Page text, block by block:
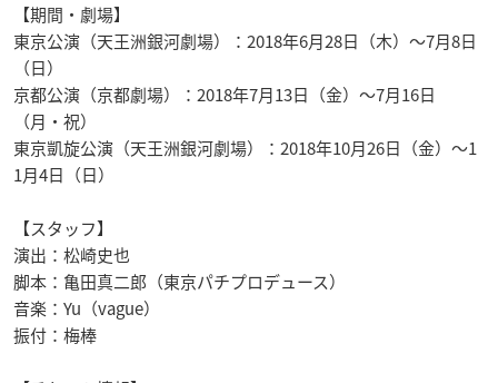
【期間・劇場】
東京公演（天王洲銀河劇場）：2018年6月28日（木）～7月8日
（日）
京都公演（京都劇場）：2018年7月13日（金）～7月16日
（月・祝）
東京凱旋公演（天王洲銀河劇場）：2018年10月26日（金）～1
1月4日（日）
【スタッフ】
演出：松崎史也
脚本：亀田真二郎（東京パチプロデュース）
音楽：Yu（vague）
振付：梅棒